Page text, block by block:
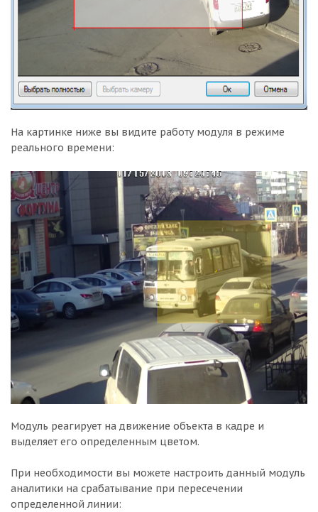
На картинке ниже вы видите работу модуля в режиме
реального времени:
Модуль реагирует на движение объекта в кадре и
выделяет его определенным цветом.
При необходимости вы можете настроить данный модуль
аналитики на срабатывание при пересечении
определенной линии: